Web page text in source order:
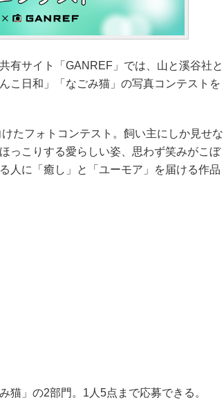
有サイト「GANREF」では、山と溪谷社と
こ日和」「なごみ猫」の写真コンテストを
たフォトコンテスト。飼い主にしか見せな
っこりする愛らしい姿、思わず笑みがこぼ
人に「癒し」と「ユーモア」を届ける作品
猫」の2部門。1人5点まで応募できる。